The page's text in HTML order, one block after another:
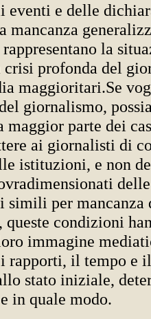
eventi e delle
mancanza
la
crisi profonda del
maggioritari.Se
giornalismo,
maggior parte dei
ai giornalisti di
istituzioni, e non
simili per mancanza
condizioni
immagine
il tempo e
stato iniziale,
in quale modo.